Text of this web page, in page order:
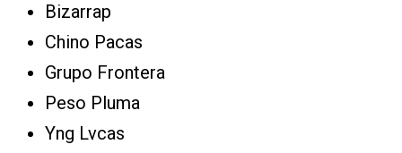
Bizarrap
Chino Pacas
Grupo Frontera
Peso Pluma
Yng Lvcas